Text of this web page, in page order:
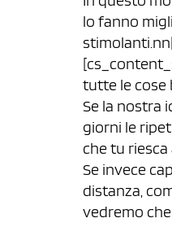
lo fanno
tutte le cose
Se la nostra
giorni le
che tu
Se invece
distanza,
vedremo